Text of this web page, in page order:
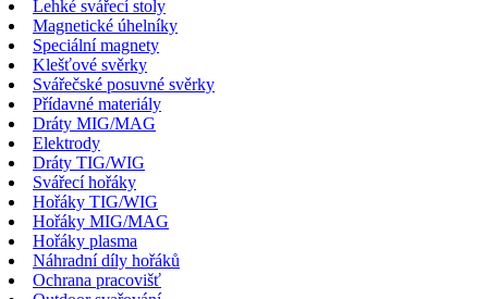
Lehké svářecí stoly
Magnetické úhelníky
Speciální magnety
Klešťové svěrky
Svářečské posuvné svěrky
Přídavné materiály
Dráty MIG/MAG
Elektrody
Dráty TIG/WIG
Svářecí hořáky
Hořáky TIG/WIG
Hořáky MIG/MAG
Hořáky plasma
Náhradní díly hořáků
Ochrana pracovišť